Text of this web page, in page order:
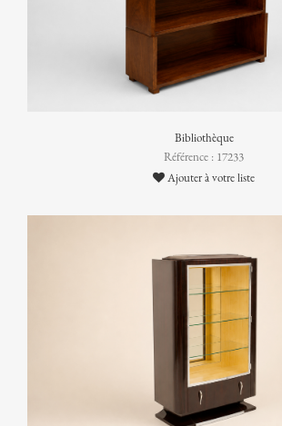
Bibliothèque
Référence : 17233
Ajouter à votre liste